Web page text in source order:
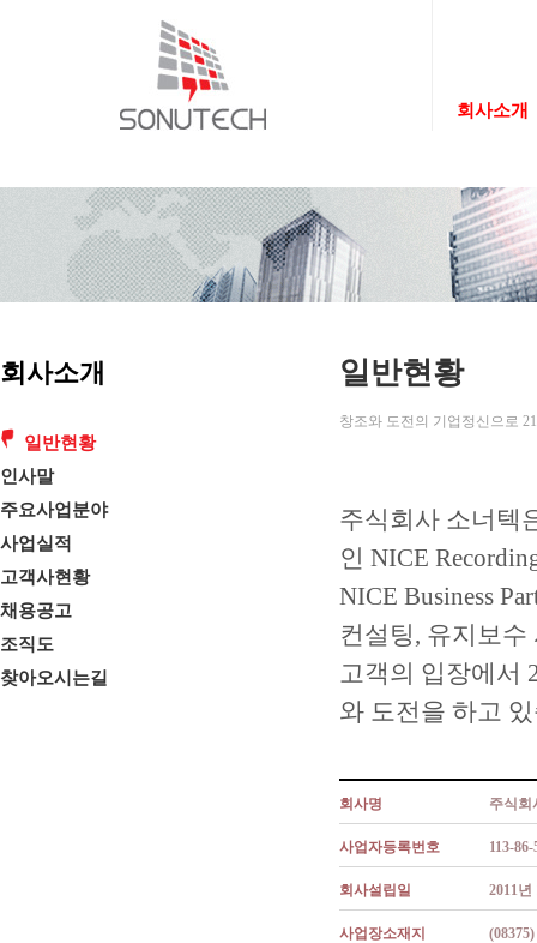
회사소개
회사소개
일반현황
인사말
주요사업분야
사업실적
고객사현황
채용공고
조직도
찾아오시는길
일반현황
창조와 도전의 기업정신으로
주식회사 소너텍
인 NICE
NICE Business
컨설팅, 유지보
고객의 입장에서
와 도전을 하고
회사명 주식회
사업자등록번호 113-
회사설립일 2011년
사업장소재지